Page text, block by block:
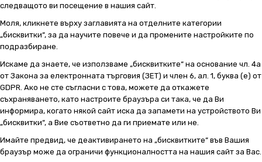
следващото ви посещение в нашия сайт.
Моля, кликнете върху заглавията на отделните категории
„бисквитки“, за да научите повече и да промените настройките по
подразбиране.
Искаме да знаете, че използваме „бисквитките“ на основание чл. 4а
от Закона за електронната търговия (ЗЕТ) и член 6, ал. 1, буква (е) от
GDPR. Ако не сте съгласни с това, можете да откажете
съхраняването, като настроите браузъра си така, че да Ви
информира, когато някой сайт иска да запамети на устройството Ви
„бисквитки“, а Вие съответно да ги приемате или не.
Имайте предвид, че деактивирането на „бисквитките“ във Вашия
браузър може да ограничи функционалността на нашия сайт за Вас.